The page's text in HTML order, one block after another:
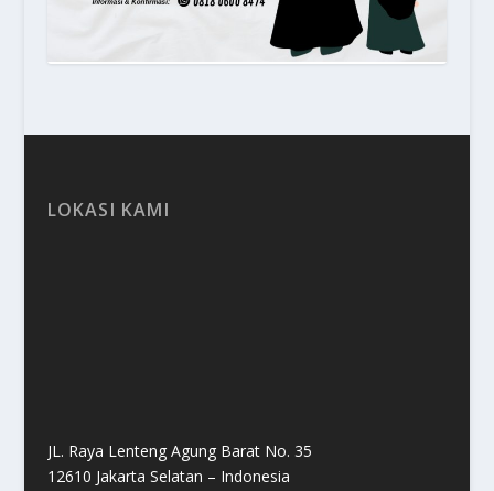
LOKASI KAMI
JL. Raya Lenteng Agung Barat No. 35
12610 Jakarta Selatan – Indonesia